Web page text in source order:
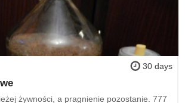
30 days
żywności, a pragnienie pozostanie. 777